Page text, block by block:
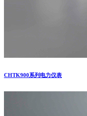
CHTK900系列电力仪表